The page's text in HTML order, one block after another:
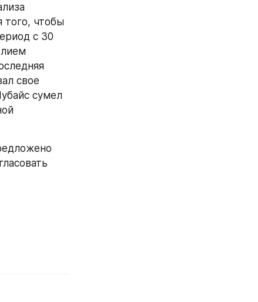
того, чтобы
с 30
свое
сумел